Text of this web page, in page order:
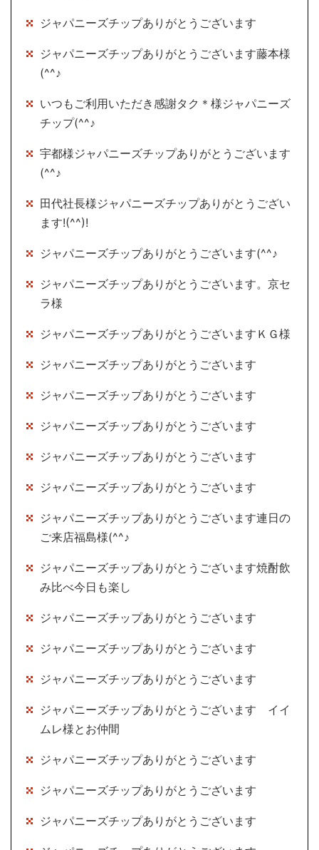
ジャパニーズチップありがとうございます
ジャパニーズチップありがとうございます藤本様
(^^♪
いつもご利用いただき感謝タク＊様ジャパニーズ
チップ(^^♪
宇都様ジャパニーズチップありがとうございます
(^^♪
田代社長様ジャパニーズチップありがとうござい
ます!(^^)!
ジャパニーズチップありがとうございます(^^♪
ジャパニーズチップありがとうございます。京セ
ラ様
ジャパニーズチップありがとうございますＫＧ様
ジャパニーズチップありがとうございます
ジャパニーズチップありがとうございます
ジャパニーズチップありがとうございます
ジャパニーズチップありがとうございます
ジャパニーズチップありがとうございます
ジャパニーズチップありがとうございます連日の
ご来店福島様(^^♪
ジャパニーズチップありがとうございます焼酎飲
み比べ今日も楽し
ジャパニーズチップありがとうございます
ジャパニーズチップありがとうございます
ジャパニーズチップありがとうございます
ジャパニーズチップありがとうございます イイ
ムレ様とお仲間
ジャパニーズチップありがとうございます
ジャパニーズチップありがとうございます
ジャパニーズチップありがとうございます